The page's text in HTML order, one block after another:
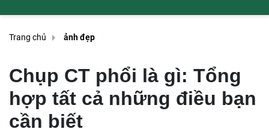
Trang chủ ảnh đẹp
Chụp CT phổi là gì: Tổng
hợp tất cả những điều bạn
cần biết